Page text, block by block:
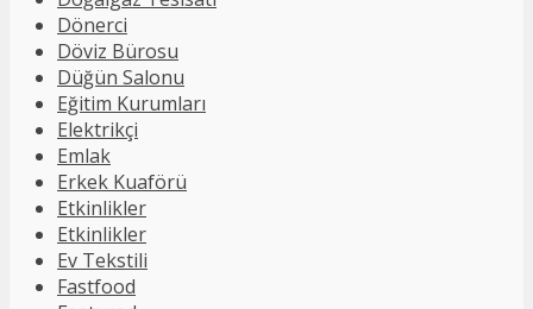
Dönerci
Döviz Bürosu
Düğün Salonu
Eğitim Kurumları
Elektrikçi
Emlak
Erkek Kuaförü
Etkinlikler
Etkinlikler
Ev Tekstili
Fastfood